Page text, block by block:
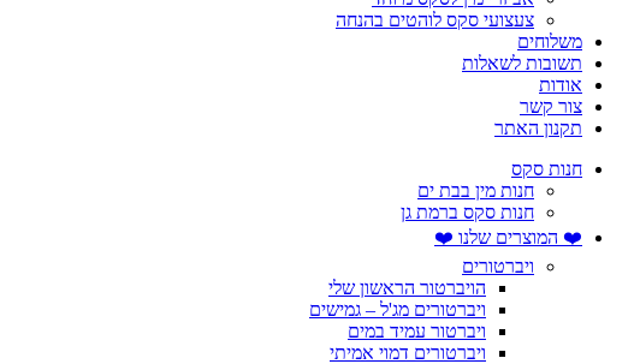
צעצועי סקס לוהטים בהנחה
משלוחים
תשובות לשאלות
אודות
צור קשר
תקנון האתר
חנות סקס
חנות מין בבת ים
חנות סקס ברמת גן
❤️ המוצרים שלנו ❤️
ויברטורים
הויברטור הראשון שלי
ויברטורים מג'ל – גמישים
ויברטור עמיד במים
ויברטורים דמוי אמיתי